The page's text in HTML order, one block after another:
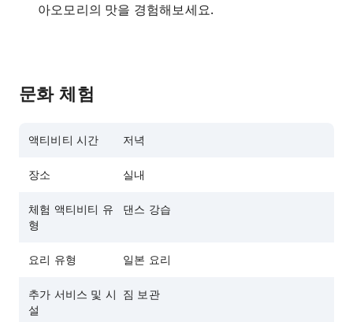
아오모리의 맛을 경험해보세요.
문화 체험
액티비티 시간 저녁
장소 실내
체험 액티비티 유
형
댄스 강습
요리 유형 일본 요리
추가 서비스 및 시
설
짐 보관